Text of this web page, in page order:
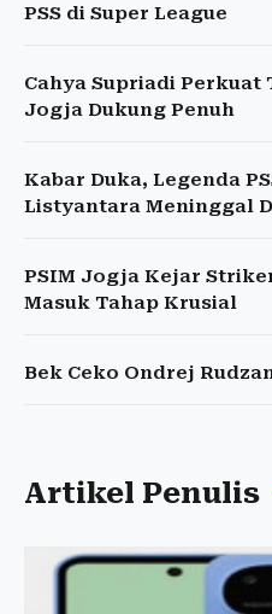
PSS di Super League
Cahya Supriadi Perkuat
Jogja Dukung Penuh
Kabar Duka, Legenda
Listyantara Meninggal
PSIM Jogja Kejar
Masuk Tahap Krusial
Bek Ceko Ondrej
Artikel Penulis